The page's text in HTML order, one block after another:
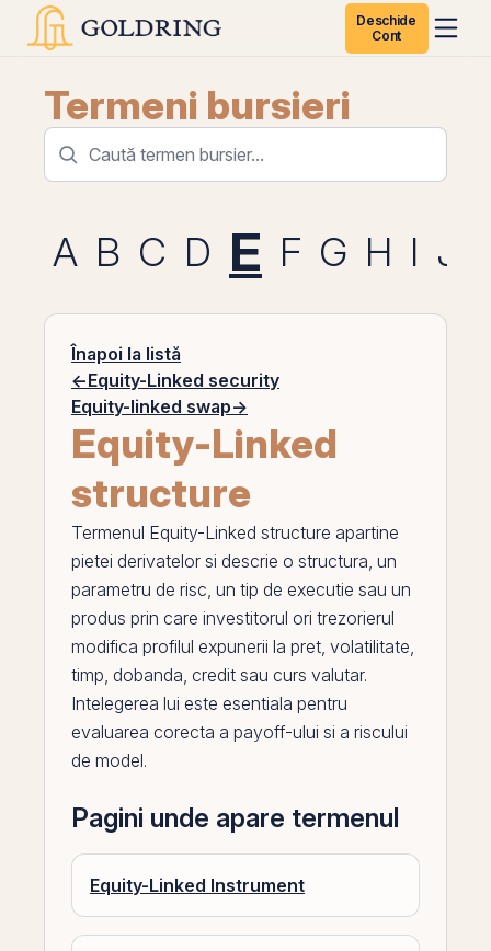
Deschide
Cont
Termeni bursieri
A B C D E F G H I J
Înapoi la listă
←Equity-Linked security
Equity-linked swap→
Equity-Linked
structure
Termenul Equity-Linked structure apartine
pietei derivatelor si descrie o structura, un
parametru de risc, un tip de executie sau un
produs prin care investitorul ori trezorierul
modifica profilul expunerii la pret, volatilitate,
timp, dobanda, credit sau curs valutar.
Intelegerea lui este esentiala pentru
evaluarea corecta a payoff-ului si a riscului
de model.
Pagini unde apare termenul
Equity-Linked Instrument